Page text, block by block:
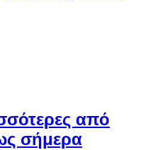
από
σήμερα